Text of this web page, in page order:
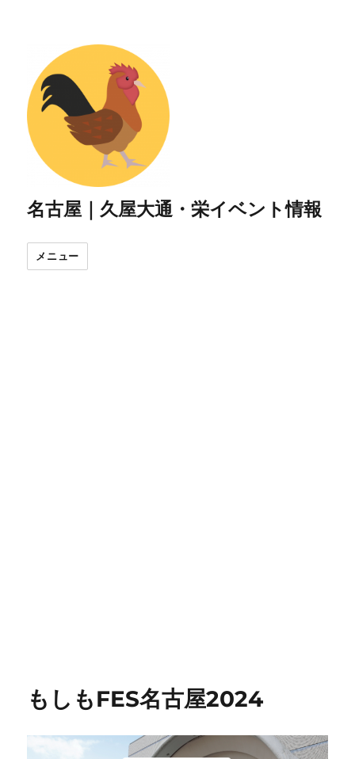
名古屋｜久屋大通・栄イベント情報
メニュー
もしもFES名古屋2024